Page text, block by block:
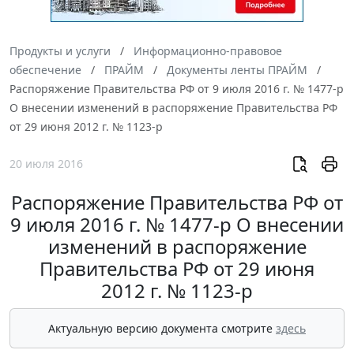
Продукты и услуги
Информационно-правовое
обеспечение
ПРАЙМ
Документы ленты ПРАЙМ
Распоряжение Правительства РФ от 9 июля 2016 г. № 1477-р
О внесении изменений в распоряжение Правительства РФ
от 29 июня 2012 г. № 1123-р
20 июля 2016
Распоряжение Правительства РФ от
9 июля 2016 г. № 1477-р О внесении
изменений в распоряжение
Правительства РФ от 29 июня
2012 г. № 1123-р
Актуальную версию документа смотрите здесь